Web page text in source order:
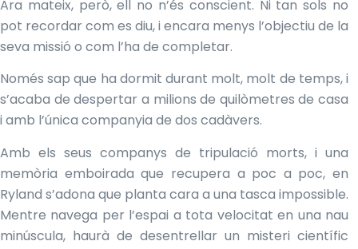
Ara mateix, però, ell no n’és conscient. Ni tan sols no
pot recordar com es diu, i encara menys l’objectiu de la
seva missió o com l’ha de completar.
Només sap que ha dormit durant molt, molt de temps, i
s’acaba de despertar a milions de quilòmetres de casa
i amb l’única companyia de dos cadàvers.
Amb els seus companys de tripulació morts, i una
memòria emboirada que recupera a poc a poc, en
Ryland s’adona que planta cara a una tasca impossible.
Mentre navega per l’espai a tota velocitat en una nau
minúscula, haurà de desentrellar un misteri científic